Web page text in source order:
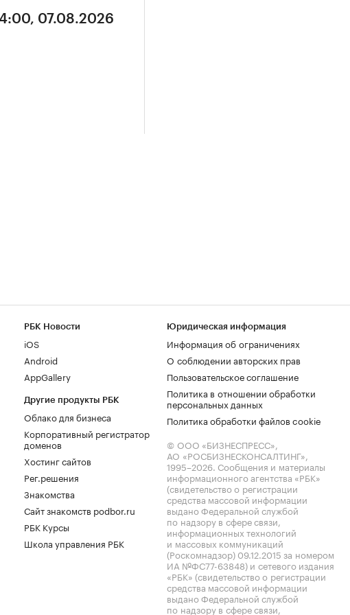
07.08.2026
РБК Новости
iOS
Android
AppGallery
Другие продукты РБК
Облако для бизнеса
Корпоративный регистратор
доменов
Хостинг сайтов
Рег.решения
Знакомства
Сайт знакомств podbor.ru
РБК Курсы
Школа управления РБК
Юридическая информация
Информация об ограничениях
О соблюдении авторских прав
Пользовательское соглашение
Политика в отношении обработки
персональных данных
Политика обработки файлов cookie
© ООО «БИЗНЕСПРЕСС»,
АО «РОСБИЗНЕСКОНСАЛТИНГ»,
1995–2026. Сообщения и материалы
информационного агентства «РБК»
(свидетельство о регистрации
средства массовой информации
выдано Федеральной службой
по надзору в сфере связи,
информационных технологий
и массовых коммуникаций
(Роскомнадзор) 09.12.2015 за номером
ИА №ФС77-63848) и сетевого издания
«РБК» (свидетельство о регистрации
средства массовой информации
выдано Федеральной службой
по надзору в сфере связи,